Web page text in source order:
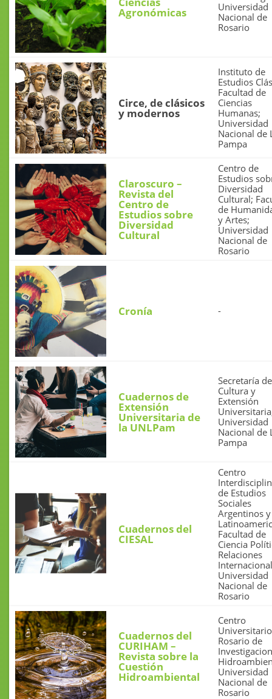
Agronómicas
Universidad
Nacional de
Rosario
Circe, de clásicos
y modernos
Instituto de
Estudios
Facultad de
Ciencias
Humanas;
Universidad
Nacional de
Pampa
Claroscuro –
Revista del
Centro de
Estudios sobre
Diversidad
Cultural
Centro de
Estudios
Diversidad
Cultural;
de
y Artes;
Universidad
Nacional de
Rosario
Cronía -
Cuadernos de
Extensión
Universitaria de
la UNLPam
Secretaría de
Cultura y
Extensión
Universidad
Nacional de
Pampa
Cuadernos del
CIESAL
Centro
de Estudios
Sociales
Argentinos y
Facultad de
Ciencia
Relaciones
Universidad
Nacional de
Rosario
Cuadernos del
CURIHAM –
Revista sobre la
Cuestión
Hidroambiental
Centro
Universitario
Rosario de
Universidad
Nacional de
Rosario